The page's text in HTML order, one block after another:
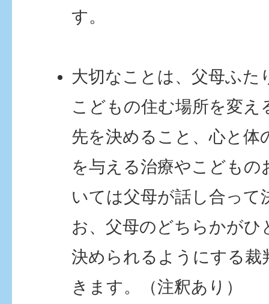
す。
大切なことは、父母ふた
こどもの住む場所を変え
先を決めること、心と体
を与える治療やこどもの
いては父母が話し合って
お、父母のどちらかがひ
決められるようにする裁
きます。（注釈あり）